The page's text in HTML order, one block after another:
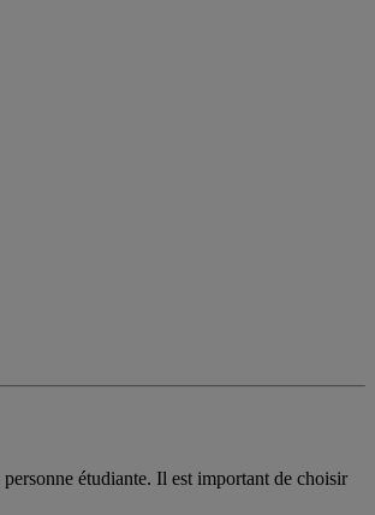
étudiante. Il est important de choisir